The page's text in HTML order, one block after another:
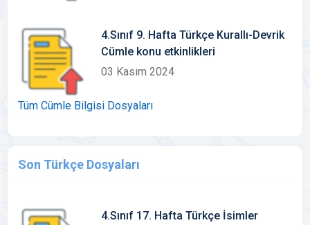
4.Sınıf 9. Hafta Türkçe Kurallı-Devrik
Cümle konu etkinlikleri
03 Kasım 2024
Tüm Cümle Bilgisi Dosyaları
Son Türkçe Dosyaları
4.Sınıf 17. Hafta Türkçe İsimler